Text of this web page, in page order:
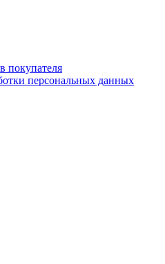
покупателя
персональных данных